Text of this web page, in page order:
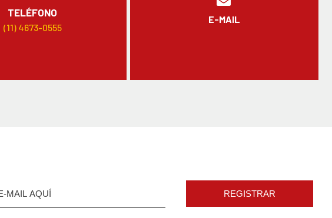
TELÉFONO
(11) 4673-0555
E-MAIL
REGISTRAR